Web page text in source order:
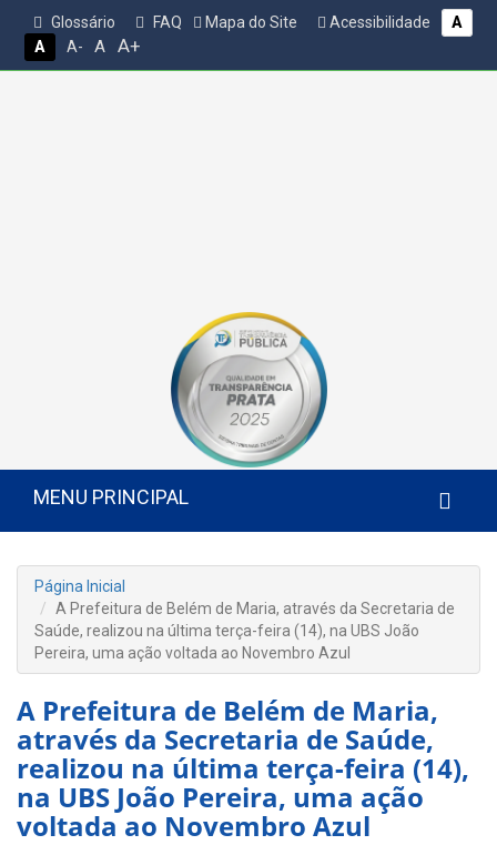
Glossário FAQ Mapa do Site Acessibilidade
A
A
A- A A+
MENU PRINCIPAL
Página Inicial
A Prefeitura de Belém de Maria, através da Secretaria de
Saúde, realizou na última terça-feira (14), na UBS João
Pereira, uma ação voltada ao Novembro Azul
A Prefeitura de Belém de Maria,
através da Secretaria de Saúde,
realizou na última terça-feira (14),
na UBS João Pereira, uma ação
voltada ao Novembro Azul